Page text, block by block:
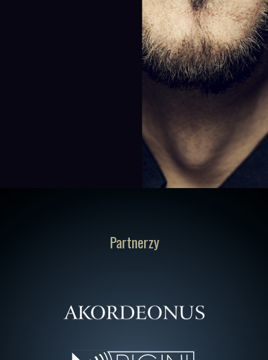
Partnerzy